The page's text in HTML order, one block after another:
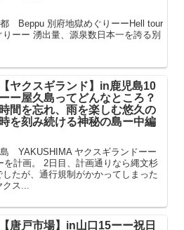
Beppu 別府地獄めぐりーーHell tour
ーー 湧出量、源泉数日本一を誇る別
【ヤクスギランド】in鹿児島10
ーー屋久島ってどんなところ？
時間を忘れ、雨を楽しむ悠久の
時を刻み続ける神秘の島ー中編
YAKUSHIMA ヤクスギランドーー
を計画。 2日目、計画通りなら縄文杉
たが、通行規制がかかってしまった
ス...
【唐戸市場】in山口15ーー祝日